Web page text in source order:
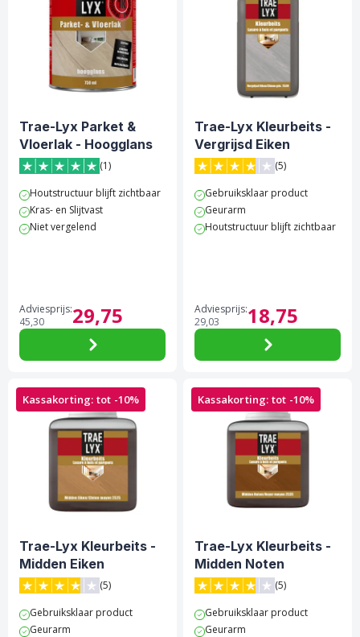
Trae-Lyx Parket &
Vloerlak - Hoogglans
(1)
Houtstructuur blijft zichtbaar
Kras- en Slijtvast
Niet vergelend
29,75
Adviesprijs:
45,30
Trae-Lyx Kleurbeits -
Vergrijsd Eiken
(5)
Gebruiksklaar product
Geurarm
Houtstructuur blijft zichtbaar
18,75
Adviesprijs:
29,03
Kassakorting: tot -10%
Trae-Lyx Kleurbeits -
Midden Eiken
(5)
Gebruiksklaar product
Geurarm
Kassakorting: tot -10%
Trae-Lyx Kleurbeits -
Midden Noten
(5)
Gebruiksklaar product
Geurarm